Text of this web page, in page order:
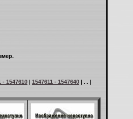
- 1547610 | 1547611 - 1547640 | ... |